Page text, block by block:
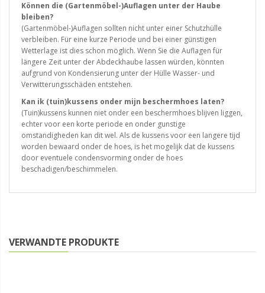
Können die (Gartenmöbel-)Auflagen unter der Haube
bleiben?
(Gartenmöbel-)Auflagen sollten nicht unter einer Schutzhülle
verbleiben. Für eine kurze Periode und bei einer günstigen
Wetterlage ist dies schon möglich. Wenn Sie die Auflagen für
längere Zeit unter der Abdeckhaube lassen würden, könnten
aufgrund von Kondensierung unter der Hülle Wasser- und
Verwitterungsschäden entstehen.
Kan ik (tuin)kussens onder mijn beschermhoes laten?
(Tuin)kussens kunnen niet onder een beschermhoes blijven liggen,
echter voor een korte periode en onder gunstige
omstandigheden kan dit wel. Als de kussens voor een langere tijd
worden bewaard onder de hoes, is het mogelijk dat de kussens
door eventuele condensvorming onder de hoes
beschadigen/beschimmelen.
VERWANDTE PRODUKTE